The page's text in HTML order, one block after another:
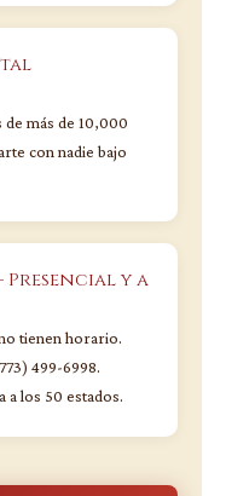
más de 10,000
con nadie bajo
y a
tienen horario.
499-6998.
a los 50 estados.